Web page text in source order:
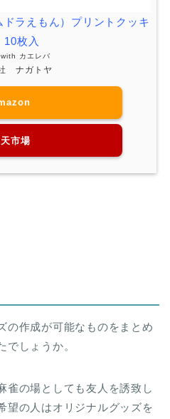
ラえもん）プリントクッキ
枚入
カエレバ
ナガトヤ
市場
の作成が可能なものをまとめ
でしょうか。
雀の場としても友人を誘致し
望の人はオリジナルグッズを